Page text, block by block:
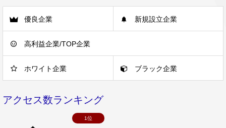
優良企業 新規設立企業
高利益企業/TOP企業
ホワイト企業 ブラック企業
アクセス数ランキング
1位